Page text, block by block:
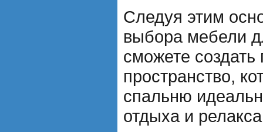
Следуя этим
выбора мебели
сможете
пространство,
спальню
отдыха и